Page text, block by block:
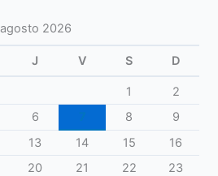
agosto 2026
J V S D
1
2
6 8
9
13 14 15
16
20 21 22
23